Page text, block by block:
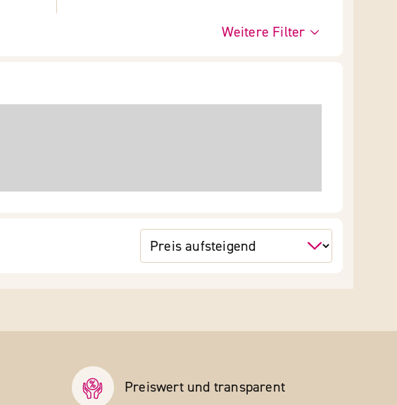
Weitere Filter
Preiswert und transparent